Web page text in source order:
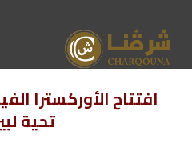
افتتاح الأوركسترا
تحية